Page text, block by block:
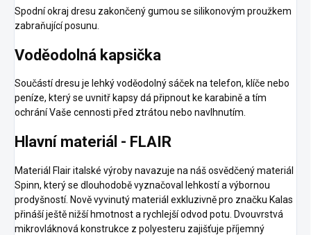
Spodní okraj dresu zakončený gumou se silikonovým proužkem
zabraňující posunu.
Voděodolná kapsička
Součástí dresu je lehký voděodolný sáček na telefon, klíče nebo
peníze, který se uvnitř kapsy dá připnout ke karabině a tím
ochrání Vaše cennosti před ztrátou nebo navlhnutím.
Hlavní materiál - FLAIR
Materiál Flair italské výroby navazuje na náš osvědčený materiál
Spinn, který se dlouhodobě vyznačoval lehkostí a výbornou
prodyšností. Nově vyvinutý materiál exkluzivně pro značku Kalas
přináší ještě nižší hmotnost a rychlejší odvod potu. Dvouvrstvá
mikrovláknová konstrukce z polyesteru zajišťuje příjemný